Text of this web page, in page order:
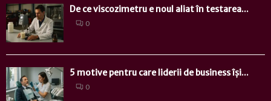
De ce viscozimetru e noul aliat în testarea...
0
5 motive pentru care liderii de business își...
0